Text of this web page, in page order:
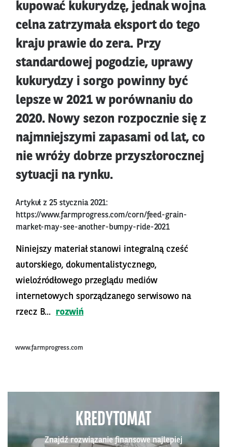
kupować kukurydzę, jednak wojna
celna zatrzymała eksport do tego
kraju prawie do zera. Przy
standardowej pogodzie, uprawy
kukurydzy i sorgo powinny być
lepsze w 2021 w porównaniu do
2020. Nowy sezon rozpocznie się z
najmniejszymi zapasami od lat, co
nie wróży dobrze przyszłorocznej
sytuacji na rynku.
Artykuł z 25 stycznia 2021:
https://www.farmprogress.com/corn/feed-grain-
market-may-see-another-bumpy-ride-2021
Niniejszy materiał stanowi integralną cześć
autorskiego, dokumentalistycznego,
wieloźródłowego przeglądu mediów
internetowych sporządzanego serwisowo na
rzecz B...
rozwiń
www.farmprogress.com
KREDYTOMAT
Znajdź rozwiązanie finansowe najlepiej